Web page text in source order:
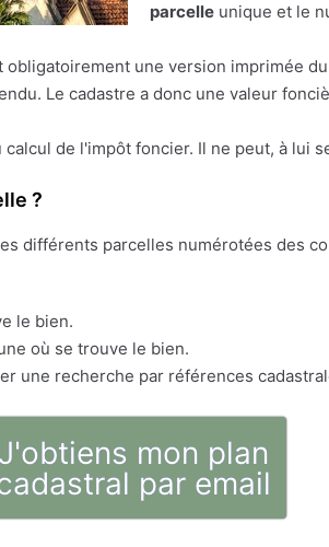
parcelle unique et le
une version imprimée
Le cadastre a donc une valeur
de l'impôt foncier. Il ne peut, à lui
?
différents parcelles numérotées des
le bien.
où se trouve le bien.
une recherche par références
J'obtiens mon plan
par email